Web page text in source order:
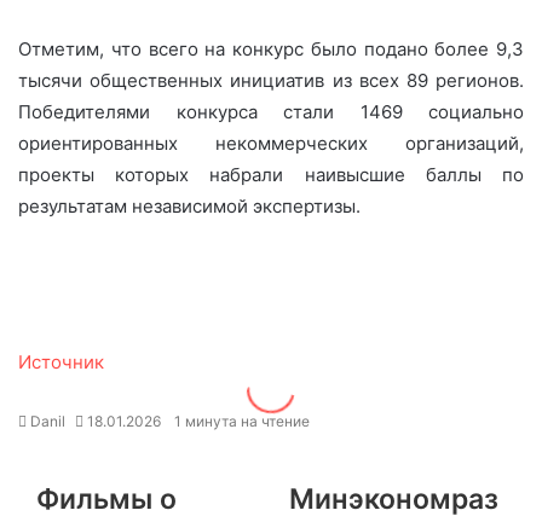
Отметим, что всего на конкурс было подано более 9,3
тысячи общественных инициатив из всех 89 регионов.
Победителями конкурса стали 1469 социально
ориентированных некоммерческих организаций,
проекты которых набрали наивысшие баллы по
результатам независимой экспертизы.
Источник
Danil 18.01.2026 1 минута на чтение
Фильмы о
Минэкономраз